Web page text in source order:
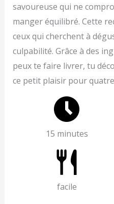
savoureuse qui ne
manger équilibré. Cette
ceux qui cherchent à
culpabilité. Grâce à des
peux te faire livrer, tu
ce petit plaisir pour
15 minutes
facile